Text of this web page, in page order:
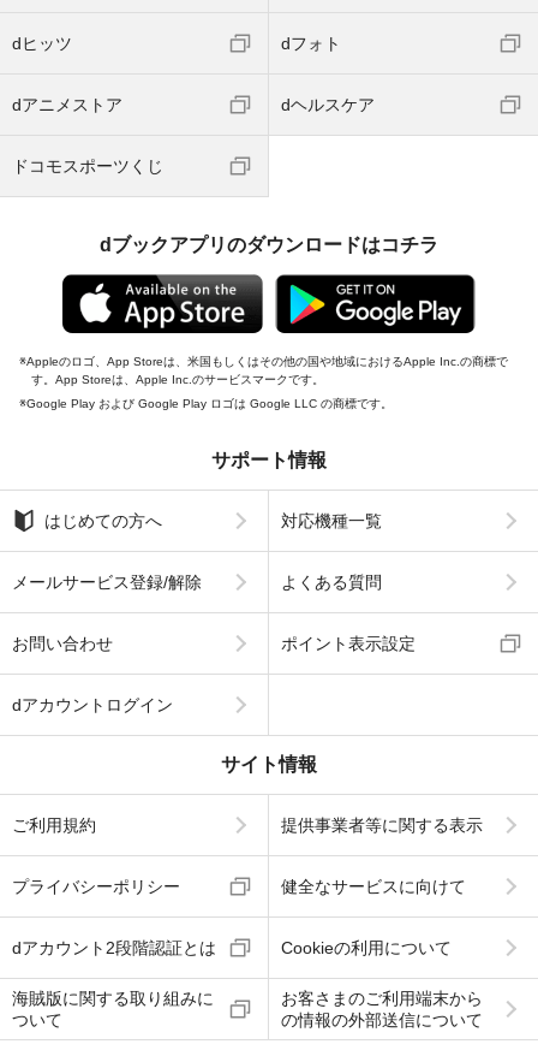
dヒッツ dフォト
dアニメストア dヘルスケア
ドコモスポーツくじ
dブックアプリのダウンロードはコチラ
Appleのロゴ、App Storeは、米国もしくはその他の国や地域におけるApple Inc.の商標で
す。App Storeは、Apple Inc.のサービスマークです。
Google Play および Google Play ロゴは Google LLC の商標です。
サポート情報
はじめての方へ 対応機種一覧
メールサービス登録/解除 よくある質問
お問い合わせ ポイント表示設定
dアカウントログイン
サイト情報
ご利用規約 提供事業者等に関する表示
プライバシーポリシー 健全なサービスに向けて
dアカウント2段階認証とは Cookieの利用について
海賊版に関する取り組みに
ついて
お客さまのご利用端末から
の情報の外部送信について